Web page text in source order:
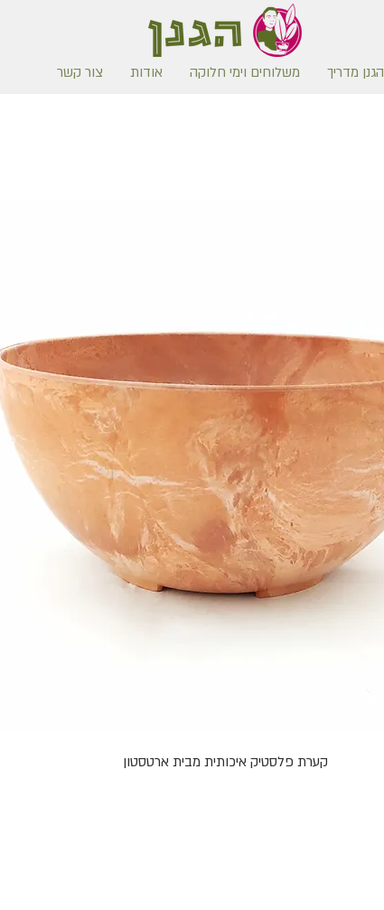
הגנן מדריך משלוחים וימי חלוקה אודות צור קשר
קערת פלסטיק איכותית מבית ארטסטון